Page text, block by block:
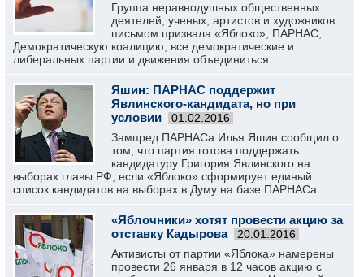
Группа неравнодушных общественных
деятелей, ученых, артистов и художников
письмом призвала «Яблоко», ПАРНАС,
Демократическую коалицию, все демократические и
либеральных партии и движения объединиться.
Яшин: ПАРНАС поддержит
Явлинского-кандидата, но при
условии
01.02.2016
Зампред ПАРНАСа Илья Яшин сообщил о
том, что партия готова поддержать
кандидатуру Григория Явлинского на
выборах главы РФ, если «Яблоко» сформирует единый
список кандидатов на выборах в Думу на базе ПАРНАСа.
«Яблочники» хотят провести акцию за
отставку Кадырова
20.01.2016
Активисты от партии «Яблока» намерены
провести 26 января в 12 часов акцию с